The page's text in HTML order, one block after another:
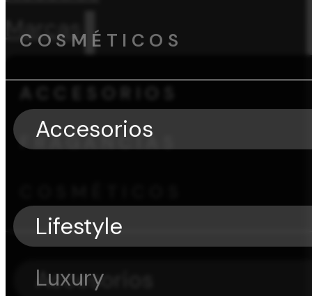
Marcas
ACCESORIOS
FRAGANCIAS
Accesorios
COSMÉTICOS
Accesorios
Lifestyle
Luxury